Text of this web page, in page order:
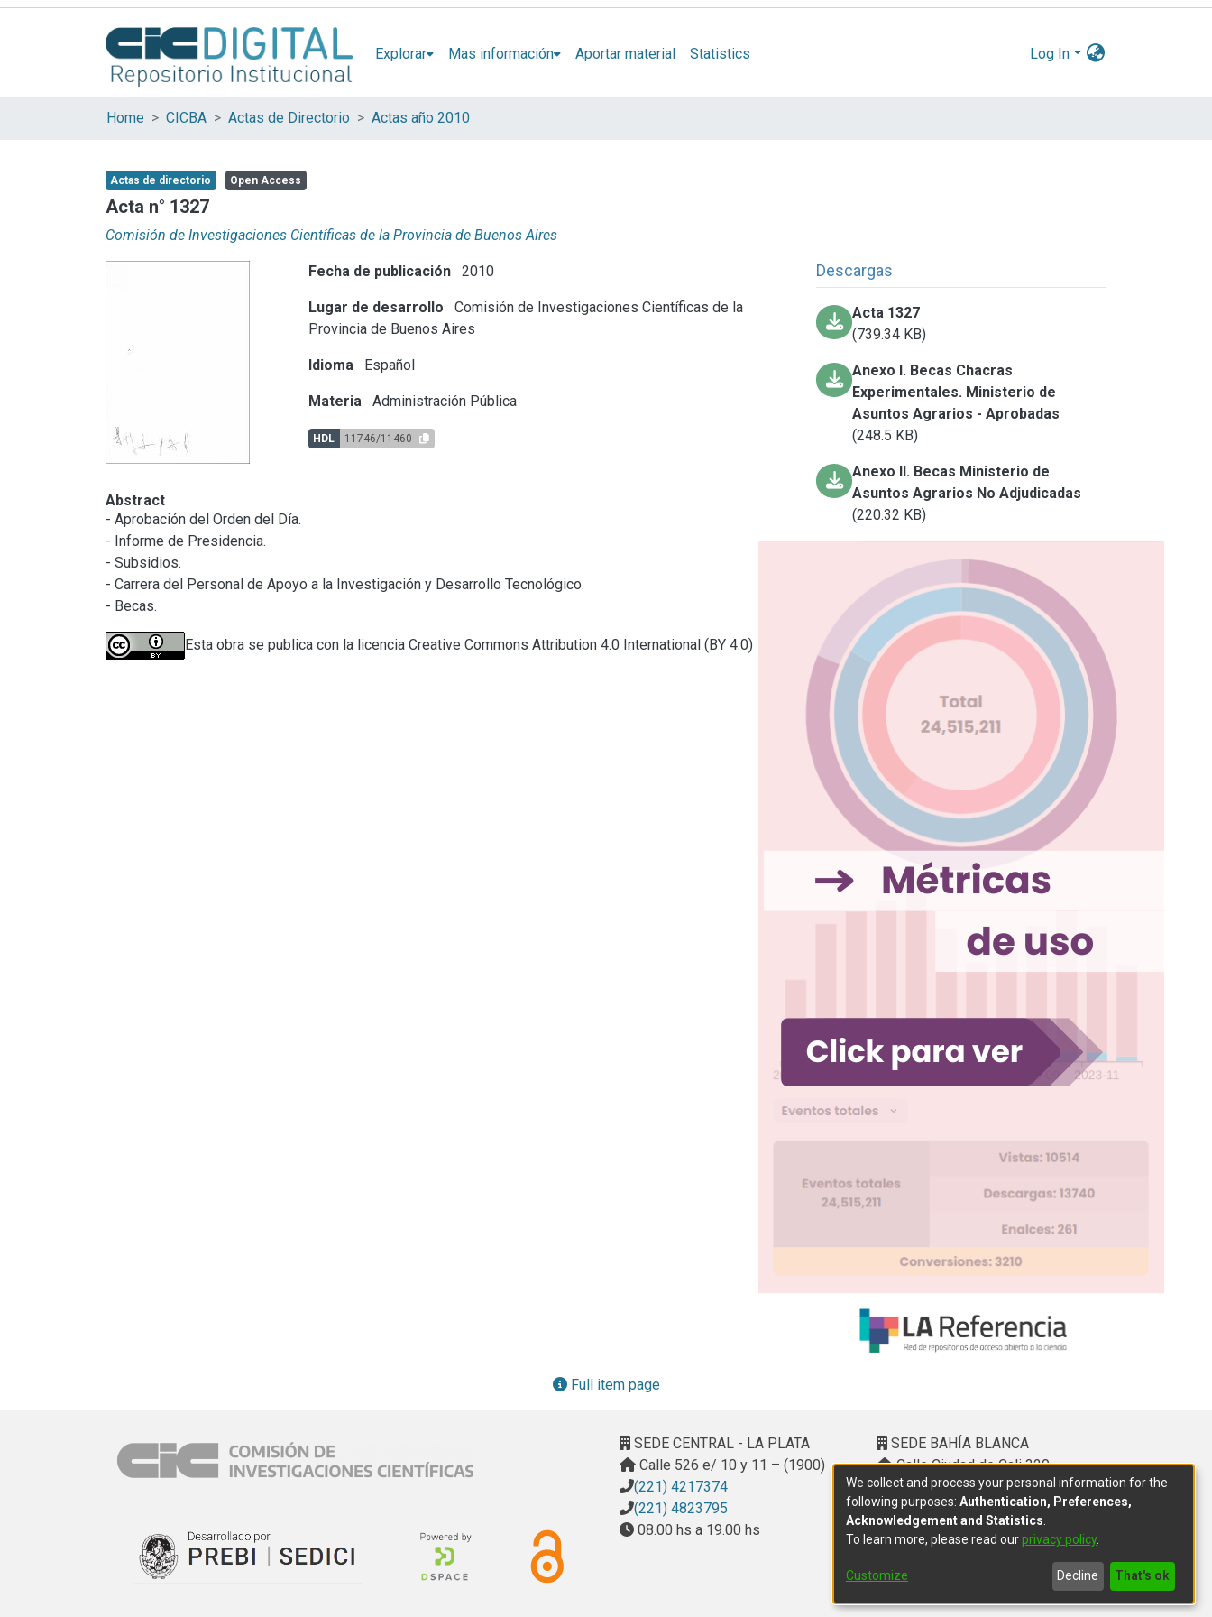
Explorar Mas información Aportar material Statistics Log In
Home CICBA Actas de Directorio Actas año 2010
Actas de directorio Open Access
Acta n° 1327
Comisión de Investigaciones Científicas de la Provincia de Buenos Aires
Fecha de publicación 2010
Lugar de desarrollo
Comisión de Investigaciones Científicas de la
Provincia de Buenos Aires
Idioma Español
Materia Administración Pública
HDL 11746/11460
Descargas
Acta 1327
(739.34 KB)
Anexo I. Becas Chacras
Experimentales. Ministerio de
Asuntos Agrarios - Aprobadas
(248.5 KB)
Anexo II. Becas Ministerio de
Asuntos Agrarios No Adjudicadas
(220.32 KB)
Abstract
- Aprobación del Orden del Día.
- Informe de Presidencia.
- Subsidios.
- Carrera del Personal de Apoyo a la Investigación y Desarrollo Tecnológico.
- Becas.
Esta obra se publica con la licencia Creative Commons Attribution 4.0 International (BY 4.0)
Full item page
SEDE CENTRAL - LA PLATA
Calle 526 e/ 10 y 11 – (1900)
(221) 4217374
(221) 4823795
08.00 hs a 19.00 hs
SEDE BAHÍA BLANCA
Calle Ciudad de Cali 320 –
(8000). Universidad Provincial del
Sudoeste (UPSO)
(291) 459 2550, interno 147
10.00 h a 14.00 h
delegacion.bahia@cic.gba.gob.ar
We collect and process your personal information for the
following purposes: Authentication, Preferences,
Acknowledgement and Statistics
To learn more, please read ourprivacy policy.
Customize Decline That's ok